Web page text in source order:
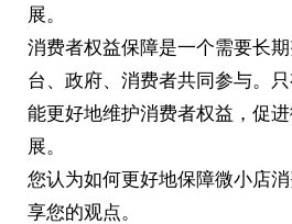
展。
消费者权益保障是一个需要长
台、政府、消费者共同参与。
能更好地维护消费者权益，促
展。
您认为如何更好地保障微小店
享您的观点。